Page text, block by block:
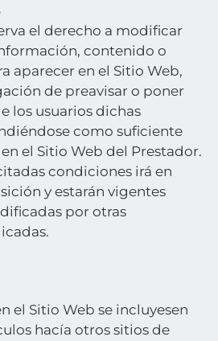
el derecho a modificar
contenido o
aparecer en el Sitio Web,
de preavisar o poner
los usuarios dichas
como suficiente
el Sitio Web del Prestador.
condiciones irá en
y estarán vigentes
por otras
el Sitio Web se incluyesen
hacía otros sitios de